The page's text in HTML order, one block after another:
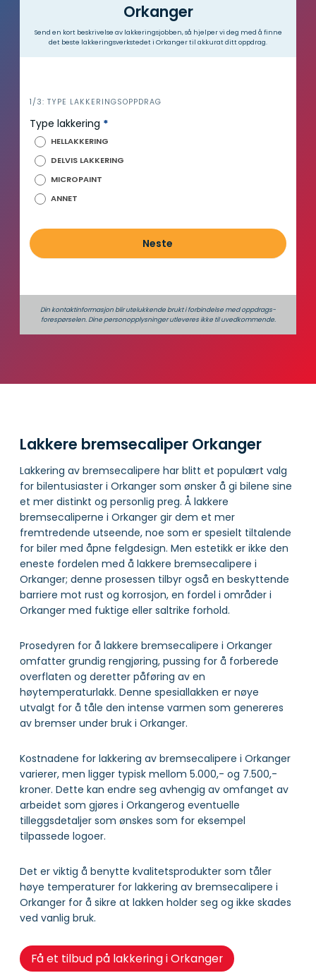
Orkanger
Send en kort beskrivelse av lakkeringsjobben, så hjelper vi deg med å finne
det beste lakkeringsverkstedet i Orkanger til akkurat ditt oppdrag.
i
n
n
o
d
1/3: TYPE LAKKERINGSOPPDRAG
Type lakkering *
HELLAKKERING
DELVIS LAKKERING
MICROPAINT
ANNET
Neste
Din kontaktinformasjon blir utelukkende brukt i forbindelse med oppdrags­
forespørselen. Dine person­­opplysninger utleveres ikke til uvedkommende.
Lakkere bremsecaliper Orkanger
Lakkering av bremsecalipere har blitt et populært valg
for bilentusiaster i Orkanger som ønsker å gi bilene sine
et mer distinkt og personlig preg. Å lakkere
bremsecaliperne i Orkanger gir dem et mer
fremtredende utseende, noe som er spesielt tiltalende
for biler med åpne felgdesign. Men estetikk er ikke den
eneste fordelen med å lakkere bremsecalipere i
Orkanger; denne prosessen tilbyr også en beskyttende
barriere mot rust og korrosjon, en fordel i områder i
Orkanger med fuktige eller saltrike forhold.
Prosedyren for å lakkere bremsecalipere i Orkanger
omfatter grundig rengjøring, pussing for å forberede
overflaten og deretter påføring av en
høytemperaturlakk. Denne spesiallakken er nøye
utvalgt for å tåle den intense varmen som genereres
av bremser under bruk i Orkanger.
Kostnadene for lakkering av bremsecalipere i Orkanger
varierer, men ligger typisk mellom 5.000,- og 7.500,-
kroner. Dette kan endre seg avhengig av omfanget av
arbeidet som gjøres i Orkangerog eventuelle
tilleggsdetaljer som ønskes som for eksempel
tilpassede logoer.
Det er viktig å benytte kvalitetsprodukter som tåler
høye temperaturer for lakkering av bremsecalipere i
Orkanger for å sikre at lakken holder seg og ikke skades
ved vanlig bruk.
Få et tilbud på lakkering i Orkanger